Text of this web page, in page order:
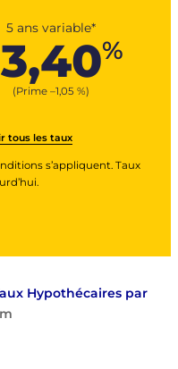
5 ans variable*
3,40%
(Prime –1,05 %)
tous les taux
s’appliquent. Taux
Hypothécaires par